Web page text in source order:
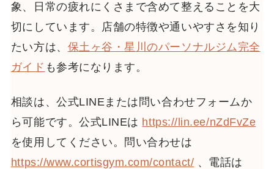
象、日常の疲れにくさまで含めて整えることを大
切にしています。店舗の特徴や通いやすさを知り
たい方は、 保土ヶ谷・星川のパーソナルジム完全
ガイド も参考になります。
相談は、公式LINEまたは問い合わせフォームか
ら可能です。公式LINEは https://lin.ee/nZdFvZe
を使用してください。問い合わせは
https://www.cortisgym.com/contact/ 、電話は